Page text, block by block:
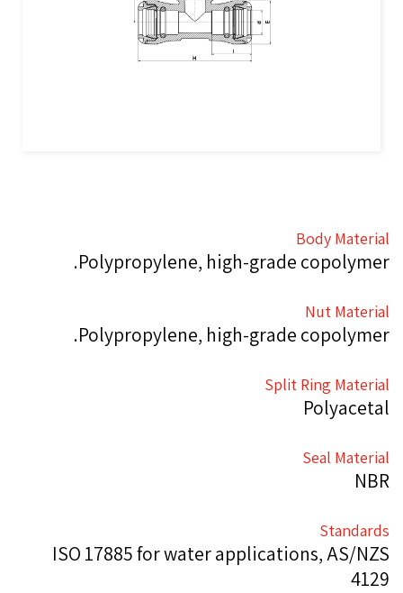
Body Material
Polypropylene, high-grade copolymer.
Nut Material
Polypropylene, high-grade copolymer.
Split Ring Material
Polyacetal
Seal Material
NBR
Standards
ISO 17885 for water applications, AS/NZS
4129